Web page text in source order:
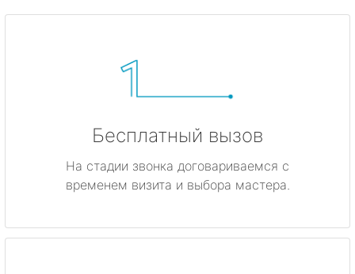
Бесплатный вызов
На стадии звонка договариваемся с
временем визита и выбора мастера.